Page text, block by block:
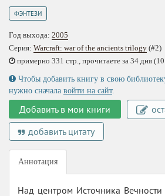
ФЭНТЕЗИ
Год выхода: 2005
Серия: Warcraft: war of the ancients trilogy (#2)
примерно 331 стр., прочитаете за 34 дня
Чтобы добавить книгу в свою
нужно сначала войти на сайт.
Добавить в мои книги
добавить цитату
Аннотация
Над центром Источника